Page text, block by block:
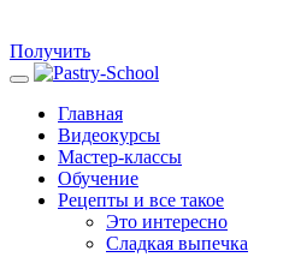
Получить
Главная
Видеокурсы
Мастер-классы
Обучение
Рецепты и все такое
Это интересно
Сладкая выпечка